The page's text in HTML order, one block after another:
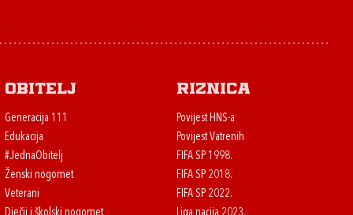
Obitelj
Generacija 111
Edukacija
#JednaObitelj
Ženski nogomet
Veterani
Dječji i školski nogomet
Riznica
Povijest HNS-a
Povijest Vatrenih
FIFA SP 1998.
FIFA SP 2018.
FIFA SP 2022.
Liga nacija 2023.